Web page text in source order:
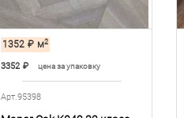
1352 ₽ м2
3352 ₽ цена за упаковку
Арт.95398